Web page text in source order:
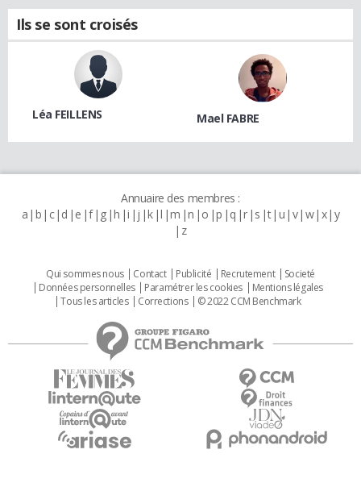
Ils se sont croisés
Léa FEILLENS Mael FABRE
Annuaire des membres :
a b c d e f g h i j k l m n o p q r s t u v w x y
z
Qui sommes nous Contact Publicité Recrutement
Societé
Données personnelles
Paramétrer les cookies
Mentions légales
Tous les articles
Corrections © 2022 CCM Benchmark